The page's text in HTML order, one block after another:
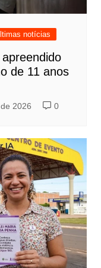
notícias
de 11 anos
2026 0